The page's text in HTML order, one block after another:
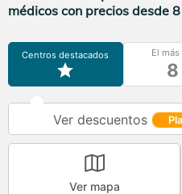
médicos con precios desde
Centros destacados El
8
Ver descuentos
Ver mapa